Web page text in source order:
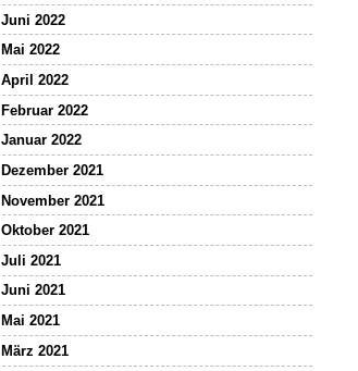
Juni 2022
Mai 2022
April 2022
Februar 2022
Januar 2022
Dezember 2021
November 2021
Oktober 2021
Juli 2021
Juni 2021
Mai 2021
März 2021